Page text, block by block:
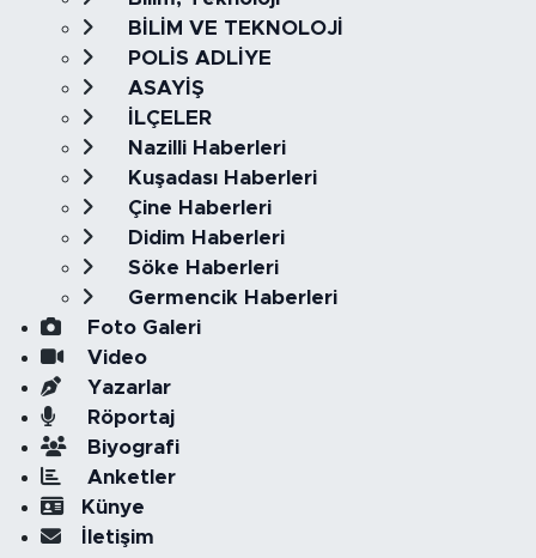
BİLİM VE TEKNOLOJİ
POLİS ADLİYE
ASAYİŞ
İLÇELER
Nazilli Haberleri
Kuşadası Haberleri
Çine Haberleri
Didim Haberleri
Söke Haberleri
Germencik Haberleri
Foto Galeri
Video
Yazarlar
Röportaj
Biyografi
Anketler
Künye
İletişim